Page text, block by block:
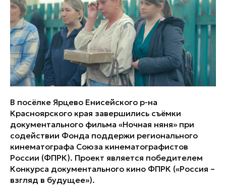
В посёлке Ярцево Енисейского р-на
Красноярского края завершились съёмки
документального фильма «Ночная няня» при
содействии Фонда поддержи регионального
кинематографа Союза кинематографистов
России (ФПРК). Проект является победителем
Конкурса документального кино ФПРК («Россия –
взгляд в будущее»).